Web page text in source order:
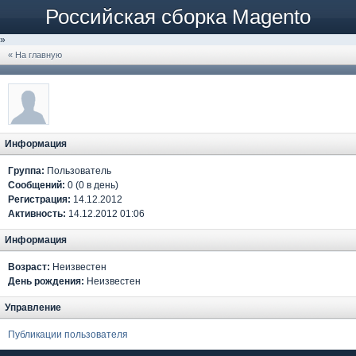
Российская сборка Magento
»
« На главную
Информация
Группа: Пользователь
Сообщений: 0 (0 в день)
Регистрация: 14.12.2012
Активность: 14.12.2012 01:06
Информация
Возраст: Неизвестен
День рождения: Неизвестен
Управление
Публикации пользователя